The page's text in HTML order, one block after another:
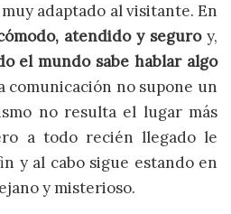
adaptado al visitante. En
atendido y seguro y,
el mundo sabe hablar algo
comunicación no supone un
no resulta el lugar más
a todo recién llegado le
y al cabo sigue estando en
y misterioso.